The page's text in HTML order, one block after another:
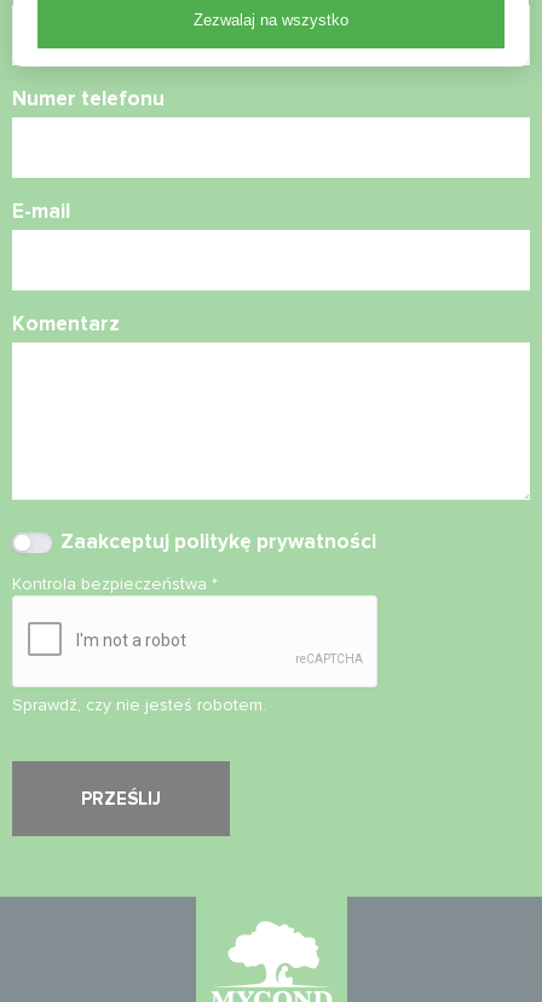
Numer telefonu
E-mail
Komentarz
Zaakceptuj politykę prywatności
Kontrola bezpieczeństwa *
Sprawdź, czy nie jesteś robotem.
Zezwalaj na wszystko